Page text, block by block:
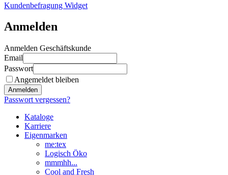
Kundenbefragung Widget
Anmelden
Anmelden Geschäftskunde
Email
Passwort
Angemeldet bleiben
Anmelden
Passwort vergessen?
Kataloge
Karriere
Eigenmarken
me:tex
Logisch Öko
mmmhh...
Cool and Fresh